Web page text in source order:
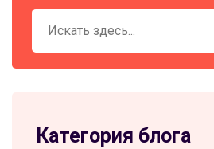
Категория блога